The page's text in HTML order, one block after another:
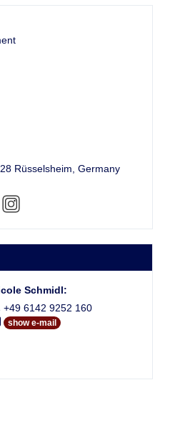
Rüsselsheim, Germany
Schmidl:
+49 6142 9252 160
show e-mail